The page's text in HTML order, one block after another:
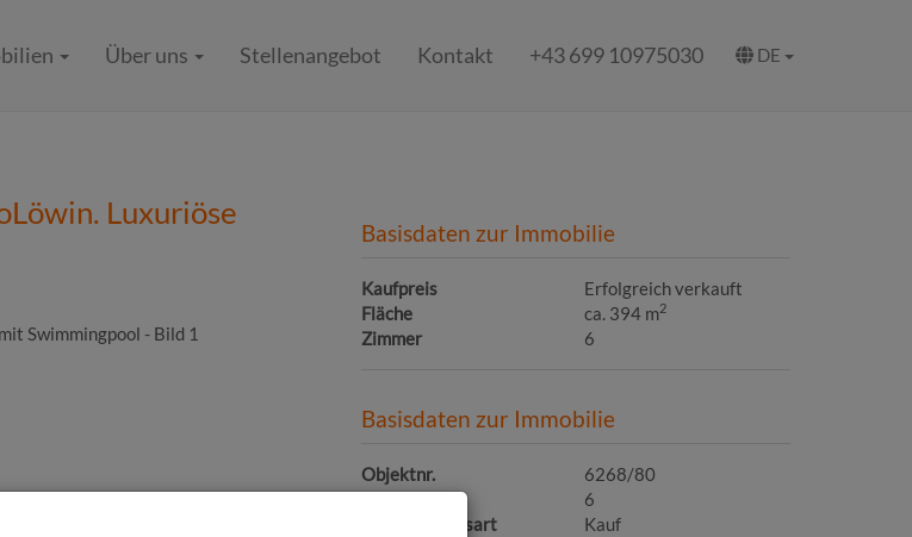
Über uns Stellenangebot Kontakt +43 699 10975030 DE
Luxuriöse
Basisdaten zur Immobilie
Kaufpreis
Erfolgreich verkauft
Fläche
ca. 394 m2
Zimmer 6
Basisdaten zur Immobilie
Objektnr.
6268/80
Zimmer
6
Vermarktungsart
Kauf